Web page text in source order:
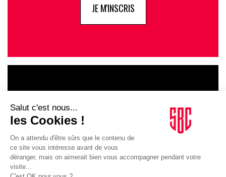
JE M'INSCRIS
INFLUENCIA
JE DÉCOUVRE LE GROUPE